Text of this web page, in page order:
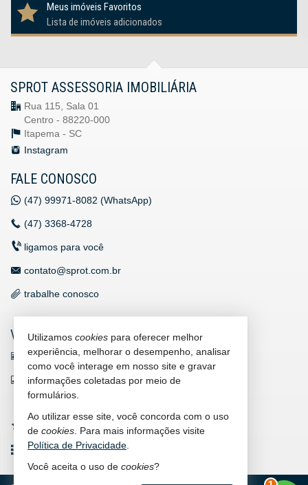
Meus imóveis Favoritos
Lista de imóveis adicionados
SPROT ASSESSORIA IMOBILIÁRIA
Rua 115, Sala 01
Centro - 88220-000
Itapema - SC
Instagram
FALE CONOSCO
(47) 99971-8082 (WhatsApp)
(47) 3368-4728
ligamos para você
contato@sprot.com.br
trabalhe conosco
VEJA MAIS
receba nosso newsletter
indicadores financeiros
imóveis favoritos
mapa de imóveis
Utilizamos cookies para oferecer melhor
experiência, melhorar o desempenho, analisar
como você interage em nosso site e gravar
informações coletadas por meio de
formulários.
Ao utilizar esse site, você concorda com o uso
de cookies . Para mais informações visite
Política de Privacidade
Você aceita o uso de cookies?